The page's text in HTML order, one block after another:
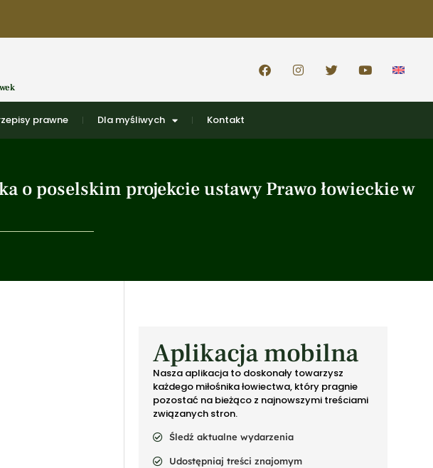
prawne Dla myśliwych Kontakt
poselskim projekcie ustawy Prawo łowieckie w
Aplikacja mobilna
Nasza aplikacja to doskonały towarzysz
każdego miłośnika łowiectwa, który pragnie
pozostać na bieżąco z najnowszymi treściami
związanych stron.
Śledź aktualne wydarzenia
Udostępniaj treści znajomym